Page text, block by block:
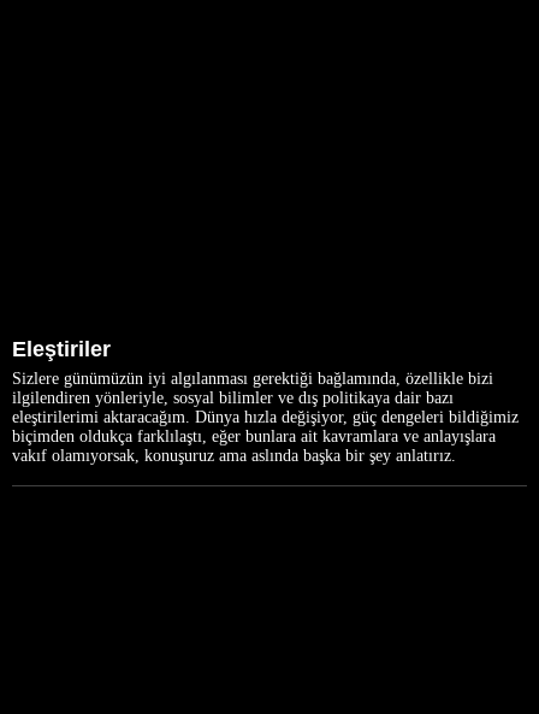
Eleştiriler
Sizlere günümüzün iyi algılanması gerektiği bağlamında, özellikle bizi
ilgilendiren yönleriyle, sosyal bilimler ve dış politikaya dair bazı
eleştirilerimi aktaracağım. Dünya hızla değişiyor, güç dengeleri bildiğimiz
biçimden oldukça farklılaştı, eğer bunlara ait kavramlara ve anlayışlara
vakıf olamıyorsak, konuşuruz ama aslında başka bir şey anlatırız.